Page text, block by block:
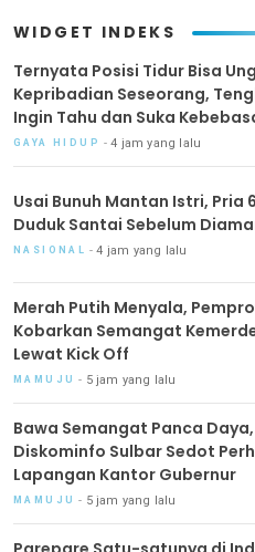
WIDGET INDEKS
Ternyata Posisi Tidur Bisa
Kepribadian Seseorang,
Ingin Tahu dan Suka
GAYA HIDUP 4 jam yang lalu
Usai Bunuh Mantan Istri, Pria
Duduk Santai Sebelum
NASIONAL 4 jam yang lalu
Merah Putih Menyala,
Kobarkan Semangat
Lewat Kick Off
MAMUJU 5 jam yang lalu
Bawa Semangat Panca
Diskominfo Sulbar Sedot
Lapangan Kantor Gubernur
MAMUJU 5 jam yang lalu